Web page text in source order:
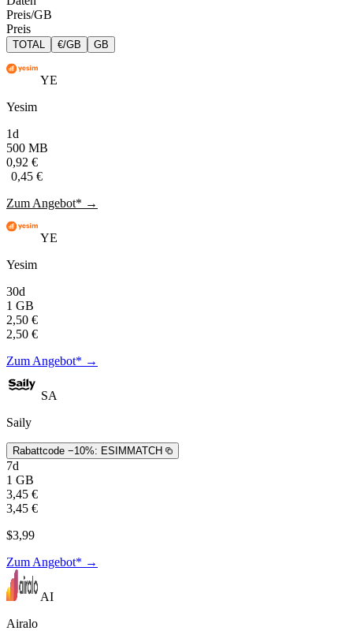
Preis/GB
Preis
TOTAL €/GB GB
YE
Yesim
1d
500 MB
0,92 €
0,45 €
Zum Angebot* →
YE
Yesim
30d
1 GB
2,50 €
2,50 €
Zum Angebot* →
SA
Saily
Rabattcode −10%: ESIMMATCH
7d
1 GB
3,45 €
3,45 €
$3,99
Zum Angebot* →
AI
Airalo